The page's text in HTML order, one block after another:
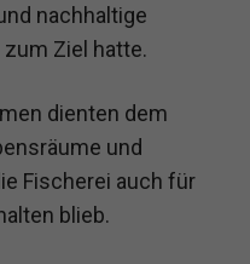
nachhaltige
Ziel hatte.
dienten dem
und
Fischerei auch für
blieb.